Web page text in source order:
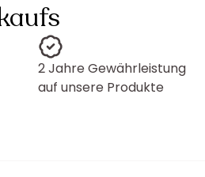
2 Jahre Gewährleistung
auf unsere Produkte